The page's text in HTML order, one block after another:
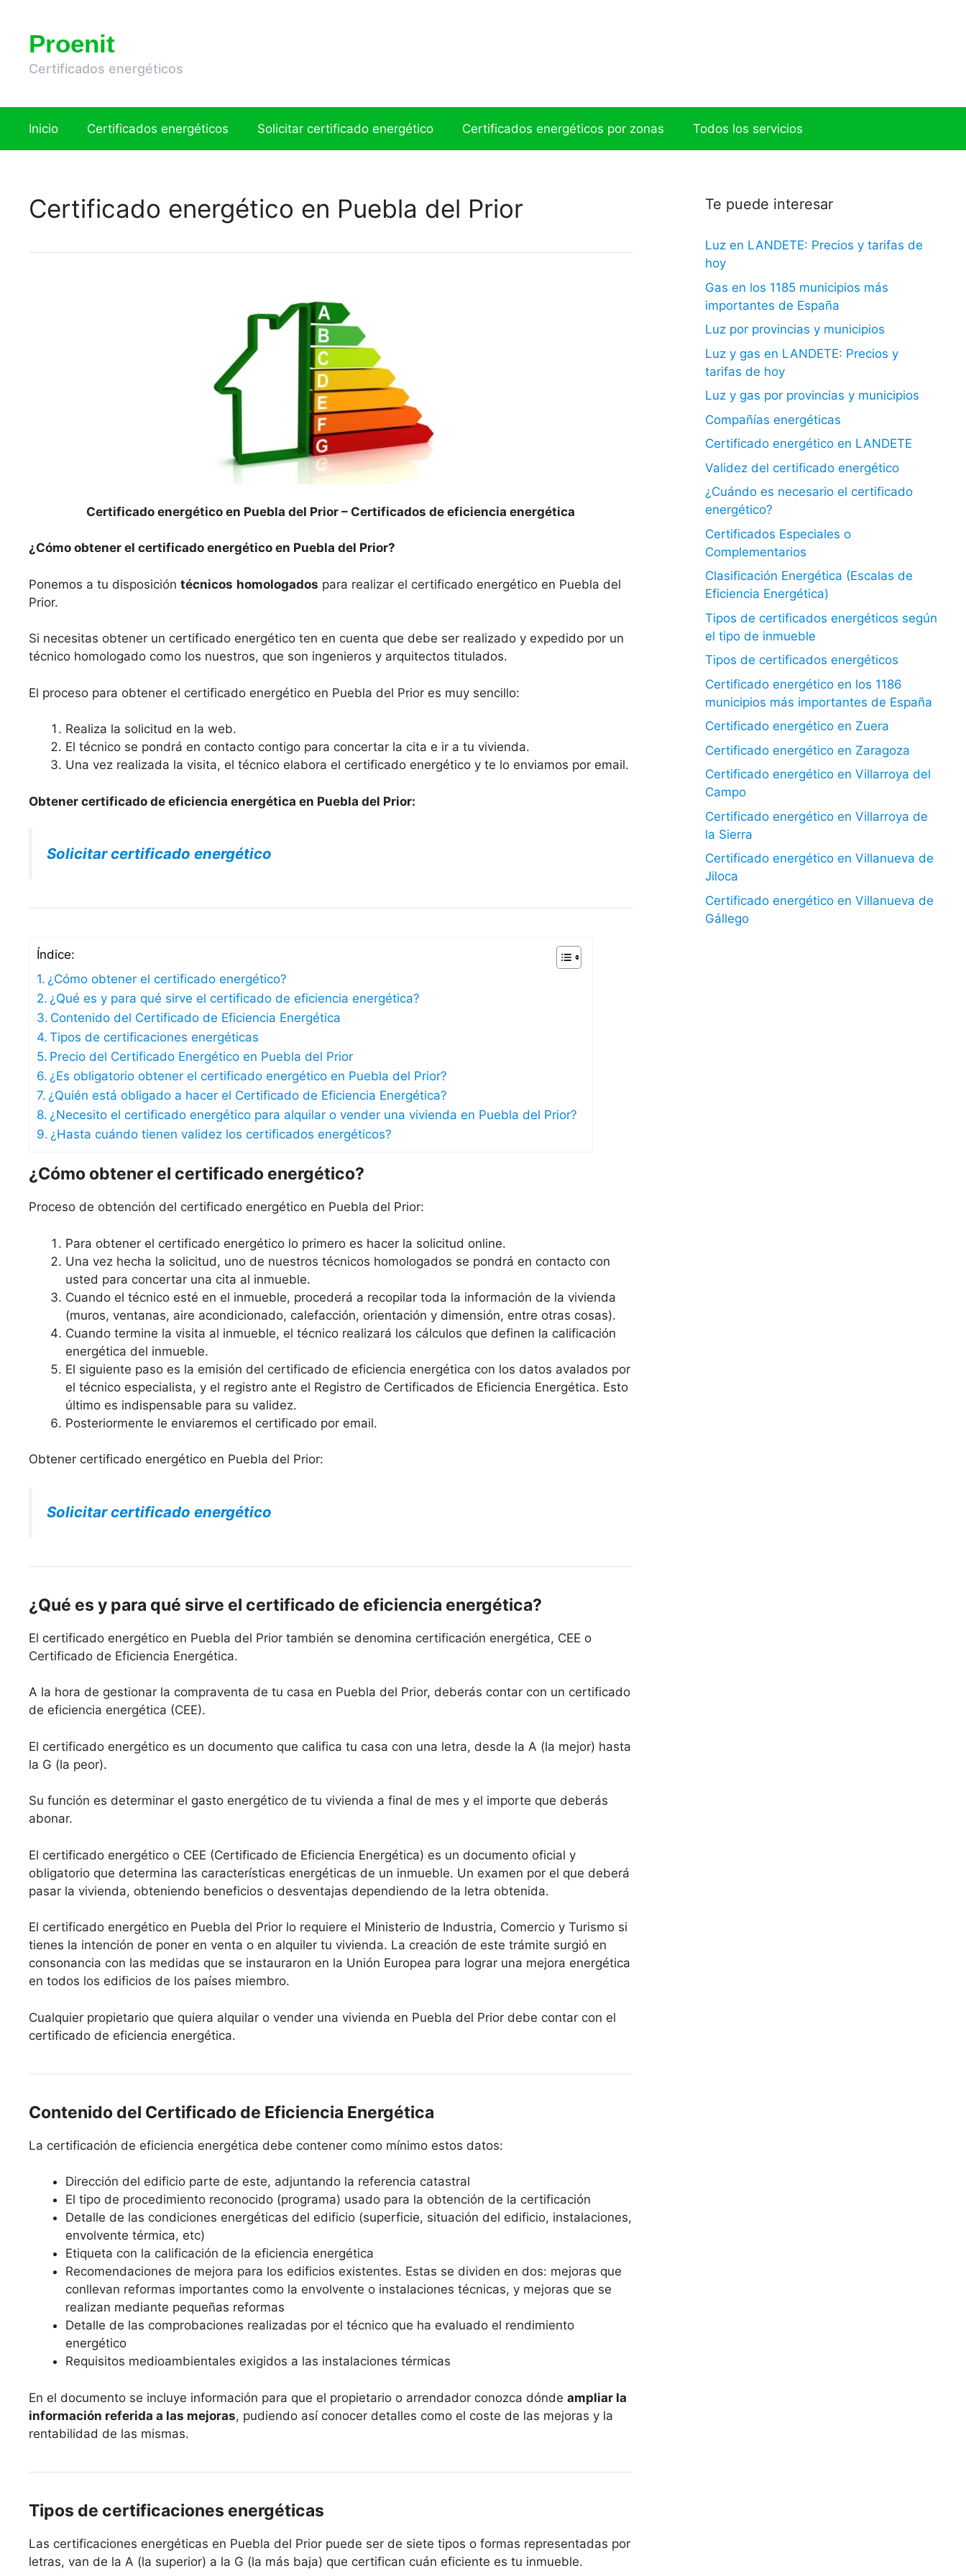
contenidoProenit
Certificados energéticos
Inicio Certificados energéticos Solicitar certificado energético Certificados energéticos por zonas Todos los servicios
Certificado energético en Puebla del Prior
Certificado energético en Puebla del Prior – Certificados de eficiencia energética
¿Cómo obtener el certificado energético en Puebla del Prior?
Ponemos a tu disposición técnicos homologados para realizar el certificado energético en Puebla del
Prior.
Si necesitas obtener un certificado energético ten en cuenta que debe ser realizado y expedido por un
técnico homologado como los nuestros, que son ingenieros y arquitectos titulados.
El proceso para obtener el certificado energético en Puebla del Prior es muy sencillo:
Realiza la solicitud en la web.
El técnico se pondrá en contacto contigo para concertar la cita e ir a tu vivienda.
Una vez realizada la visita, el técnico elabora el certificado energético y te lo enviamos por email.
Obtener certificado de eficiencia energética en Puebla del Prior:
Solicitar certificado energético
Índice:
¿Cómo obtener el certificado energético?
¿Qué es y para qué sirve el certificado de eficiencia energética?
Contenido del Certificado de Eficiencia Energética
Tipos de certificaciones energéticas
Precio del Certificado Energético en Puebla del Prior
¿Es obligatorio obtener el certificado energético en Puebla del Prior?
¿Quién está obligado a hacer el Certificado de Eficiencia Energética?
¿Necesito el certificado energético para alquilar o vender una vivienda en Puebla del Prior?
¿Hasta cuándo tienen validez los certificados energéticos?
¿Cómo obtener el certificado energético?
Proceso de obtención del certificado energético en Puebla del Prior:
Para obtener el certificado energético lo primero es hacer la solicitud online.
Una vez hecha la solicitud, uno de nuestros técnicos homologados se pondrá en contacto con
usted para concertar una cita al inmueble.
Cuando el técnico esté en el inmueble, procederá a recopilar toda la información de la vivienda
(muros, ventanas, aire acondicionado, calefacción, orientación y dimensión, entre otras cosas).
Cuando termine la visita al inmueble, el técnico realizará los cálculos que definen la calificación
energética del inmueble.
El siguiente paso es la emisión del certificado de eficiencia energética con los datos avalados por
el técnico especialista, y el registro ante el Registro de Certificados de Eficiencia Energética. Esto
último es indispensable para su validez.
Posteriormente le enviaremos el certificado por email.
Obtener certificado energético en Puebla del Prior:
Solicitar certificado energético
¿Qué es y para qué sirve el certificado de eficiencia energética?
El certificado energético en Puebla del Prior también se denomina certificación energética, CEE o
Certificado de Eficiencia Energética.
A la hora de gestionar la compraventa de tu casa en Puebla del Prior, deberás contar con un certificado
de eficiencia energética (CEE).
El certificado energético es un documento que califica tu casa con una letra, desde la A (la mejor) hasta
la G (la peor).
Su función es determinar el gasto energético de tu vivienda a final de mes y el importe que deberás
abonar.
El certificado energético o CEE (Certificado de Eficiencia Energética) es un documento oficial y
obligatorio que determina las características energéticas de un inmueble. Un examen por el que deberá
pasar la vivienda, obteniendo beneficios o desventajas dependiendo de la letra obtenida.
El certificado energético en Puebla del Prior lo requiere el Ministerio de Industria, Comercio y Turismo si
tienes la intención de poner en venta o en alquiler tu vivienda. La creación de este trámite surgió en
consonancia con las medidas que se instauraron en la Unión Europea para lograr una mejora energética
en todos los edificios de los países miembro.
Cualquier propietario que quiera alquilar o vender una vivienda en Puebla del Prior debe contar con el
certificado de eficiencia energética.
Contenido del Certificado de Eficiencia Energética
La certificación de eficiencia energética debe contener como mínimo estos datos:
Dirección del edificio parte de este, adjuntando la referencia catastral
El tipo de procedimiento reconocido (programa) usado para la obtención de la certificación
Detalle de las condiciones energéticas del edificio (superficie, situación del edificio, instalaciones,
envolvente térmica, etc)
Etiqueta con la calificación de la eficiencia energética
Recomendaciones de mejora para los edificios existentes. Estas se dividen en dos: mejoras que
conllevan reformas importantes como la envolvente o instalaciones técnicas, y mejoras que se
realizan mediante pequeñas reformas
Detalle de las comprobaciones realizadas por el técnico que ha evaluado el rendimiento
energético
Requisitos medioambientales exigidos a las instalaciones térmicas
En el documento se incluye información para que el propietario o arrendador conozca dónde ampliar la
información referida a las mejoras, pudiendo así conocer detalles como el coste de las mejoras y la
rentabilidad de las mismas.
Tipos de certificaciones energéticas
Las certificaciones energéticas en Puebla del Prior puede ser de siete tipos o formas representadas por
letras, van de la A (la superior) a la G (la más baja) que certifican cuán eficiente es tu inmueble.
Te puede interesar
Luz en LANDETE: Precios y tarifas de
hoy
Gas en los 1185 municipios más
importantes de España
Luz por provincias y municipios
Luz y gas en LANDETE: Precios y
tarifas de hoy
Luz y gas por provincias y municipios
Compañías energéticas
Certificado energético en LANDETE
Validez del certificado energético
¿Cuándo es necesario el certificado
energético?
Certificados Especiales o
Complementarios
Clasificación Energética (Escalas de
Eficiencia Energética)
Tipos de certificados energéticos según
el tipo de inmueble
Tipos de certificados energéticos
Certificado energético en los 1186
municipios más importantes de España
Certificado energético en Zuera
Certificado energético en Zaragoza
Certificado energético en Villarroya del
Campo
Certificado energético en Villarroya de
la Sierra
Certificado energético en Villanueva de
Jiloca
Certificado energético en Villanueva de
Gállego